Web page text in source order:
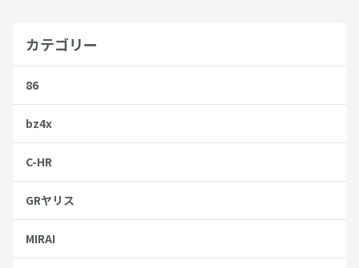
カテゴリー
86
bz4x
C-HR
GRヤリス
MIRAI